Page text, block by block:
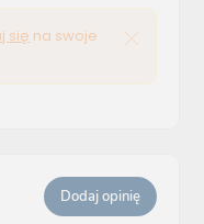
się na swoje
Dodaj opinię